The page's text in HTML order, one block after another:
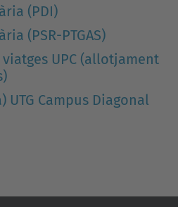
(PDI)
(PSR-PTGAS)
UPC (allotjament
UTG Campus Diagonal